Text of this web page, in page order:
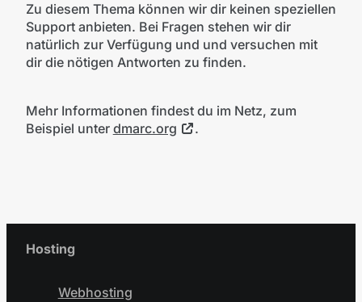
Zu diesem Thema können wir dir keinen speziellen
Support anbieten. Bei Fragen stehen wir dir
natürlich zur Verfügung und und versuchen mit
dir die nötigen Antworten zu finden.
Mehr Informationen findest du im Netz, zum
Beispiel unter dmarc.org .
Hosting
Webhosting